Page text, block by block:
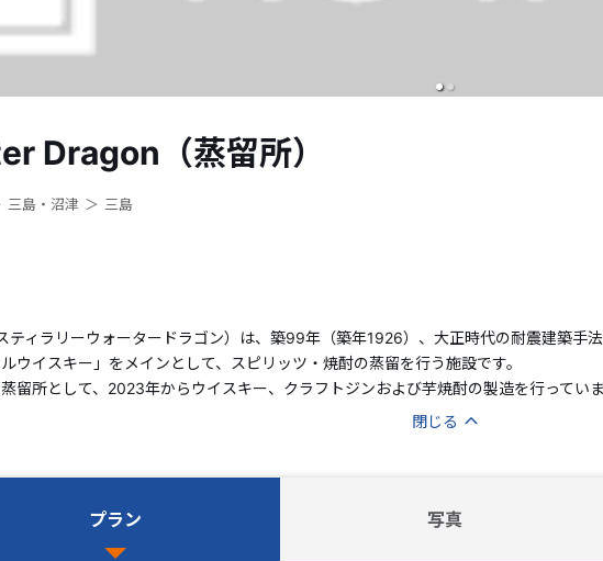
Dragon（蒸留所）
三島・沼津
三島
閉じる
ィラリーウォータードラゴン）は、築99年（築年1926）、大正時代の耐震建築手
ウイスキー」をメインとして、スピリッツ・焼酎の蒸留を行う施設です。
留所として、2023年からウイスキー、クラフトジンおよび芋焼酎の製造を行っていま
プラン 写真